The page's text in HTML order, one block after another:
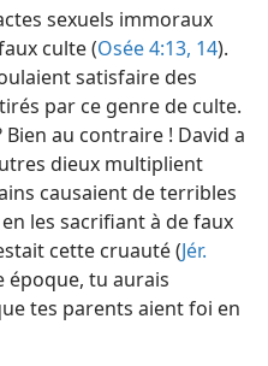
sexuels immoraux
culte (Osée 4:13, 14).
satisfaire des
par ce genre de culte.
au contraire ! David a
dieux multiplient
causaient de terribles
les sacrifiant à de faux
cette cruauté (Jér.
époque, tu aurais
tes parents aient foi en